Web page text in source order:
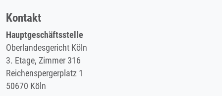
Kontakt
Hauptgeschäftsstelle
Oberlandesgericht Köln
3. Etage, Zimmer 316
Reichenspergerplatz 1
50670 Köln